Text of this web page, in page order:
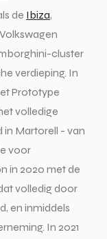
de Ibiza,
cluster
verdieping. In
Prototype
volledige
in Martorell - van
voor
in 2020 met de
volledig door
en inmiddels
In 2021